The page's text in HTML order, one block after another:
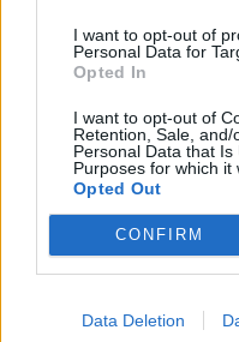
I want to opt-out of
Personal Data for
Opted In
I want to opt-out of
Retention, Sale,
Personal Data that
Purposes for which it
Opted Out
CONFIRM
Data Deletion